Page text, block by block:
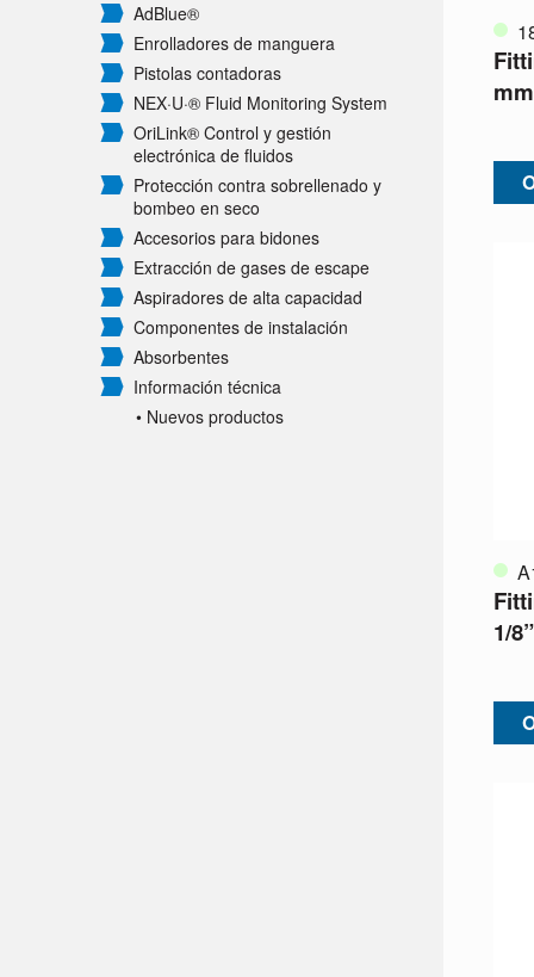
AdBlue®
Enrolladores de manguera
Pistolas contadoras
NEX·U·® Fluid Monitoring System
OriLink® Control y gestión
electrónica de fluidos
Protección contra sobrellenado y
bombeo en seco
Accesorios para bidones
Extracción de gases de escape
Aspiradores de alta capacidad
Componentes de instalación
Absorbentes
Información técnica
• Nuevos productos
1/